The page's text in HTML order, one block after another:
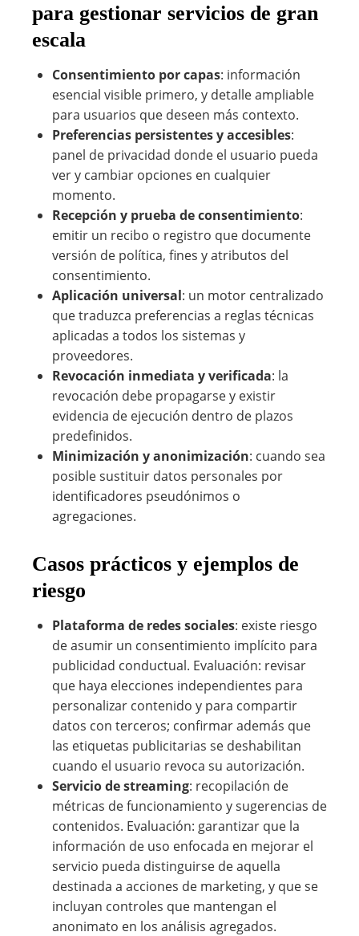
para gestionar servicios de gran
escala
Consentimiento por capas: información
esencial visible primero, y detalle ampliable
para usuarios que deseen más contexto.
Preferencias persistentes y accesibles:
panel de privacidad donde el usuario pueda
ver y cambiar opciones en cualquier
momento.
Recepción y prueba de consentimiento:
emitir un recibo o registro que documente
versión de política, fines y atributos del
consentimiento.
Aplicación universal: un motor centralizado
que traduzca preferencias a reglas técnicas
aplicadas a todos los sistemas y
proveedores.
Revocación inmediata y verificada: la
revocación debe propagarse y existir
evidencia de ejecución dentro de plazos
predefinidos.
Minimización y anonimización: cuando sea
posible sustituir datos personales por
identificadores pseudónimos o
agregaciones.
Casos prácticos y ejemplos de
riesgo
Plataforma de redes sociales: existe riesgo
de asumir un consentimiento implícito para
publicidad conductual. Evaluación: revisar
que haya elecciones independientes para
personalizar contenido y para compartir
datos con terceros; confirmar además que
las etiquetas publicitarias se deshabilitan
cuando el usuario revoca su autorización.
Servicio de streaming: recopilación de
métricas de funcionamiento y sugerencias de
contenidos. Evaluación: garantizar que la
información de uso enfocada en mejorar el
servicio pueda distinguirse de aquella
destinada a acciones de marketing, y que se
incluyan controles que mantengan el
anonimato en los análisis agregados.